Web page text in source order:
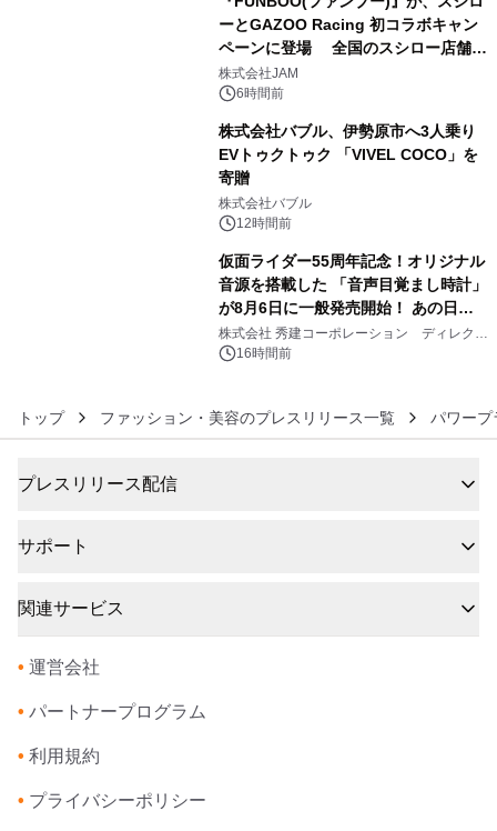
ーとGAZOO Racing 初コラボキャン
ペーンに登場 全国のスシロー店舗で
GR 4車種の FUNBOO(ミニカー)付き
メニューが展開されます
株式会社JAM
6時間前
株式会社バブル、伊勢原市へ3人乗り
EVトゥクトゥク 「VIVEL COCO」を
寄贈
株式会社バブル
12時間前
仮面ライダー55周年記念！オリジナル
音源を搭載した 「音声目覚まし時計」
が8月6日に一般発売開始！ あの日の
大興奮が今甦る
株式会社 秀建コーポレーション ディレクト
アートギャラリー
16時間前
トップ ファッション・美容のプレスリリース一覧 パワープ
プレスリリース配信
サポート
関連サービス
• 運営会社
• パートナープログラム
• 利用規約
• プライバシーポリシー